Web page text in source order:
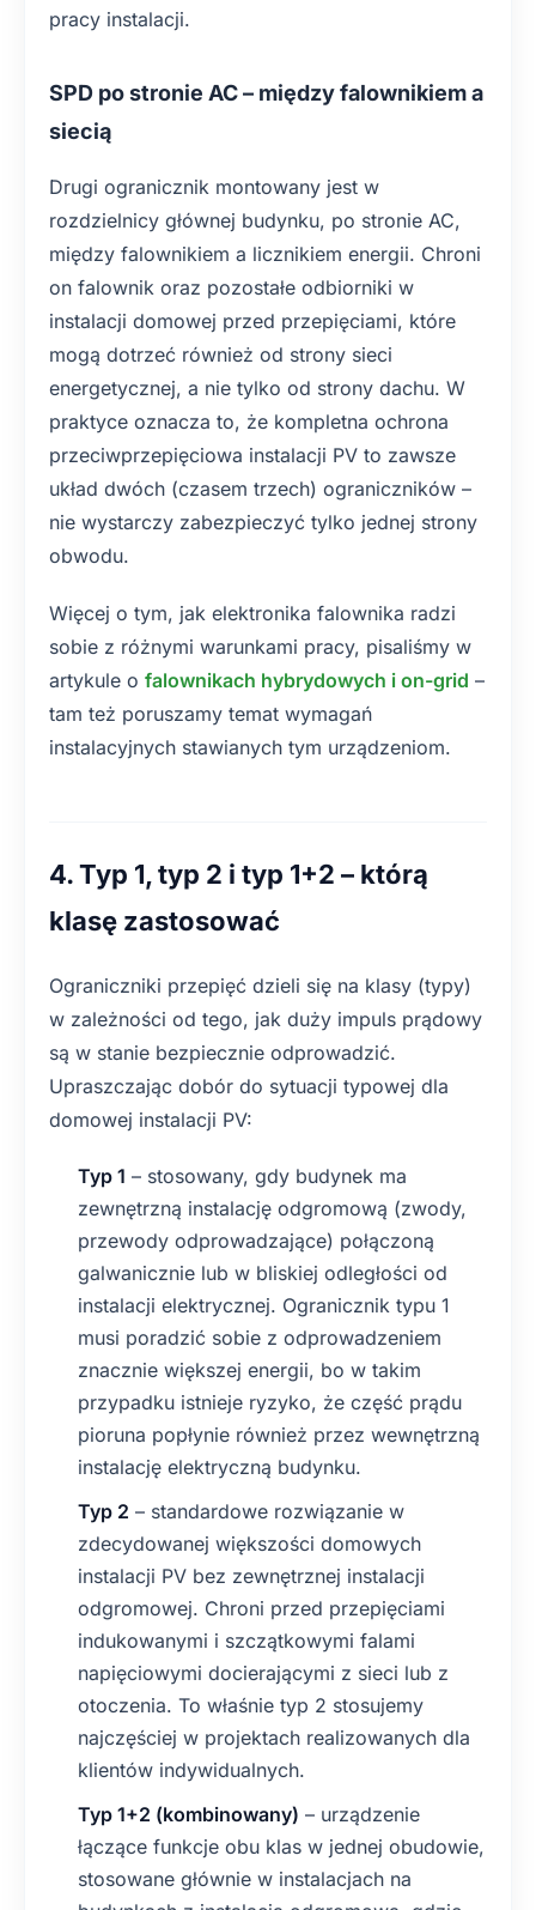
pracy instalacji.
SPD po stronie AC – między falownikiem a
siecią
Drugi ogranicznik montowany jest w
rozdzielnicy głównej budynku, po stronie AC,
między falownikiem a licznikiem energii. Chroni
on falownik oraz pozostałe odbiorniki w
instalacji domowej przed przepięciami, które
mogą dotrzeć również od strony sieci
energetycznej, a nie tylko od strony dachu. W
praktyce oznacza to, że kompletna ochrona
przeciwprzepięciowa instalacji PV to zawsze
układ dwóch (czasem trzech) ograniczników –
nie wystarczy zabezpieczyć tylko jednej strony
obwodu.
Więcej o tym, jak elektronika falownika radzi
sobie z różnymi warunkami pracy, pisaliśmy w
artykule o falownikach hybrydowych i on-grid –
tam też poruszamy temat wymagań
instalacyjnych stawianych tym urządzeniom.
4. Typ 1, typ 2 i typ 1+2 – którą
klasę zastosować
Ograniczniki przepięć dzieli się na klasy (typy)
w zależności od tego, jak duży impuls prądowy
są w stanie bezpiecznie odprowadzić.
Upraszczając dobór do sytuacji typowej dla
domowej instalacji PV:
Typ 1 – stosowany, gdy budynek ma
zewnętrzną instalację odgromową (zwody,
przewody odprowadzające) połączoną
galwanicznie lub w bliskiej odległości od
instalacji elektrycznej. Ogranicznik typu 1
musi poradzić sobie z odprowadzeniem
znacznie większej energii, bo w takim
przypadku istnieje ryzyko, że część prądu
pioruna popłynie również przez wewnętrzną
instalację elektryczną budynku.
Typ 2 – standardowe rozwiązanie w
zdecydowanej większości domowych
instalacji PV bez zewnętrznej instalacji
odgromowej. Chroni przed przepięciami
indukowanymi i szczątkowymi falami
napięciowymi docierającymi z sieci lub z
otoczenia. To właśnie typ 2 stosujemy
najczęściej w projektach realizowanych dla
klientów indywidualnych.
Typ 1+2 (kombinowany) – urządzenie
łączące funkcje obu klas w jednej obudowie,
stosowane głównie w instalacjach na